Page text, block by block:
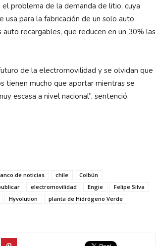
problema de la demanda de litio, cuya
usa para la fabricación de un solo auto
recargables, que reducen en un 30% las
de la electromovilidad y se olvidan que
tienen mucho que aportar mientras se
escasa a nivel nacional”, sentenció.
de noticias chile
Colbún
electromovilidad Engie
Felipe Silva
Hyvolution
planta de Hidrógeno Verde